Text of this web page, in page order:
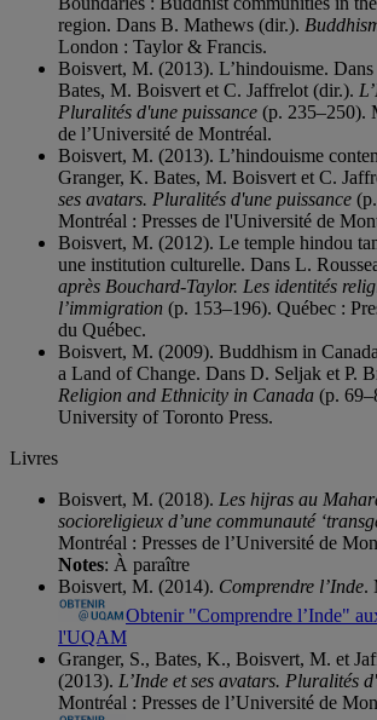
region. Dans B. Mathews (dir.).
London : Taylor & Francis.
Boisvert, M. (2013). L’hindouisme.
Bates, M. Boisvert et C. Jaffrelot (dir.).
Pluralités d'une puissance (p. 235–250).
de l’Université de Montréal.
Boisvert, M. (2013). L’hindouisme
Granger, K. Bates, M. Boisvert et C.
ses avatars. Pluralités d'une puissance
Montréal : Presses de l'Université de
Boisvert, M. (2012). Le temple hindou
une institution culturelle. Dans L.
après Bouchard-Taylor. Les identités
l’immigration (p. 153–196). Québec :
du Québec.
Boisvert, M. (2009). Buddhism in
a Land of Change. Dans D. Seljak et P.
Religion and Ethnicity in Canada (p.
University of Toronto Press.
Livres
Boisvert, M. (2018). Les hijras au
socioreligieux d’une communauté
Montréal : Presses de l’Université de
Notes: À paraître
Boisvert, M. (2014). Comprendre l’Inde.
Obtenir "Comprendre l’Inde"
l'UQAM
Granger, S., Bates, K., Boisvert, M. et
(2013). L’Inde et ses avatars. Pluralités
Montréal : Presses de l’Université de